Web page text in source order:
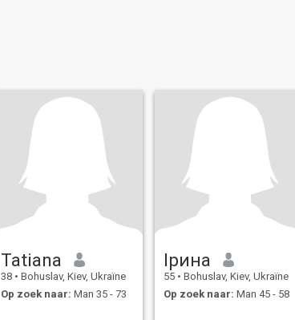
Tatiana
38 • Bohuslav, Kiev, Ukraïne
Op zoek naar: Man 35 - 73
Ірина
55 • Bohuslav, Kiev, Ukraïne
Op zoek naar: Man 45 - 58